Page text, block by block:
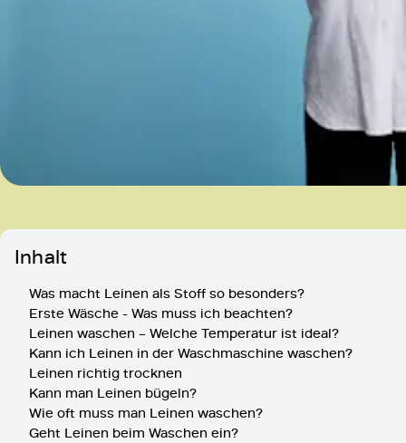
Inhalt
Was macht Leinen als Stoff so besonders?
Erste Wäsche - Was muss ich beachten?
Leinen waschen – Welche Temperatur ist ideal?
Kann ich Leinen in der Waschmaschine waschen?
Leinen richtig trocknen
Kann man Leinen bügeln?
Wie oft muss man Leinen waschen?
Geht Leinen beim Waschen ein?